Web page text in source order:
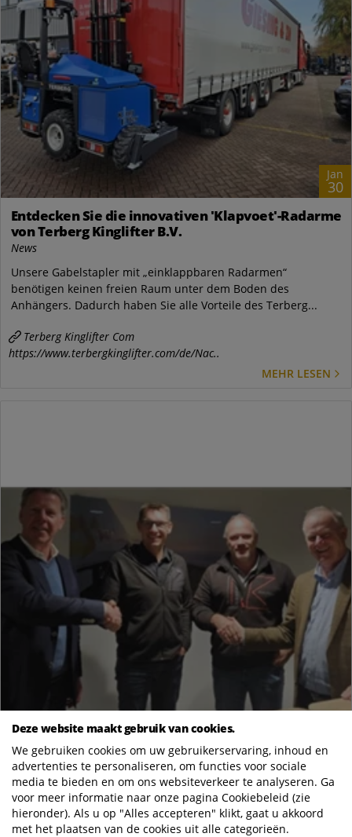
Jan
30
Entdecken Sie die innovativen 'Klapvoet'-Radarme
von Terberg Kinglifter B.V.
News
Unsere Gabelstapler mit „einklappbaren Radarmen“
benötigen keinen freien Raum unter dem Boden des
Anhängers. Dadurch haben Sie alle Vorteile des Terberg...
Terberg Kinglifter Com
https://www.terbergkinglifter.com/de/Nac..
MEHR LESEN
Jan
Krummen LTT AG Bestellt 22 Terberg Kinglifter
Deze website maakt gebruik van cookies.
We gebruiken cookies om uw gebruikerservaring, inhoud en
advertenties te personaliseren, om functies voor sociale
media te bieden en om ons websiteverkeer te analyseren. Ga
voor meer informatie naar onze pagina Cookiebeleid (zie
hieronder). Als u op "Alles accepteren" klikt, gaat u akkoord
met het plaatsen van de cookies uit alle categorieën.